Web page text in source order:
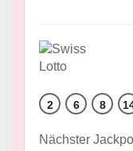
2 6 8
Nächster